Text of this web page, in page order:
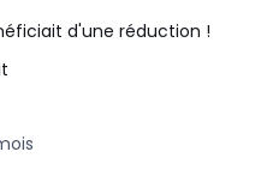
d'une réduction !